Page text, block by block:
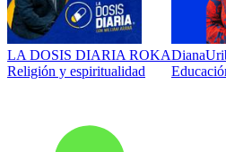
LA DOSIS DIARIA ROKA
Religión y espiritualidad